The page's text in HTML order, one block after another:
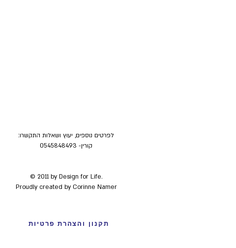
לפרטים נוספים, יעוץ ושאלות התקשרו:
קורין- 0545848493
© 2011by Design for Life.
Proudly created by Corinne Namer
תקנון והצהרת פרטיות